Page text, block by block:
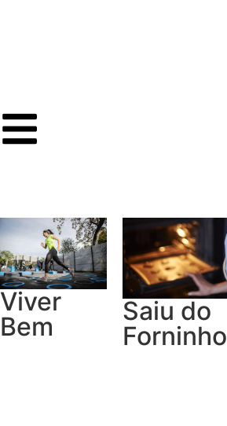
Viver
Bem
Saiu do
Forninho